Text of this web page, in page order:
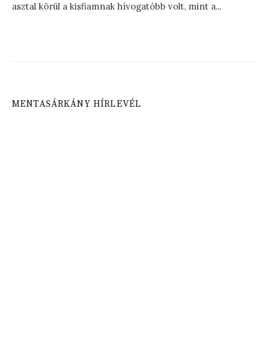
asztal körül a kisfiamnak hívogatóbb volt, mint a...
MENTASÁRKÁNY HÍRLEVÉL